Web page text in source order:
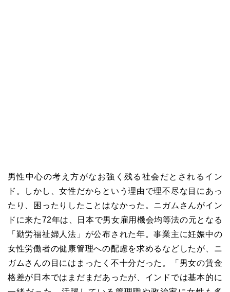
男性中心の考え方がなお強く残る社会だとされるイン
ド。しかし、女性だからという理由で理不尽な目にあっ
たり、困ったりしたことはなかった。ニガムさんがイン
ドに来た72年は、日本で男女雇用機会均等法の元となる
「勤労福祉婦人法」が公布された年。事業主に妊娠中の
女性労働者の健康管理への配慮を求めるなどしたが、ニ
ガムさんの目にはまったく不十分だった。「男女の賃金
格差が日本ではまだまだあったが、インドでは基本的に